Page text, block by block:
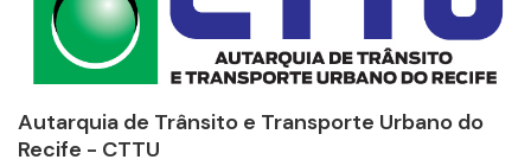
Autarquia de Trânsito e Transporte Urbano do
Recife - CTTU